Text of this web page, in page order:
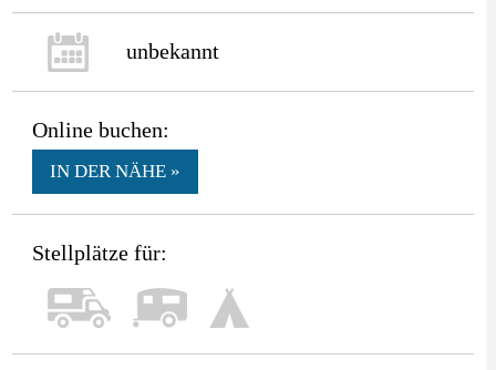
unbekannt
Online buchen:
IN DER NÄHE »
Stellplätze für: